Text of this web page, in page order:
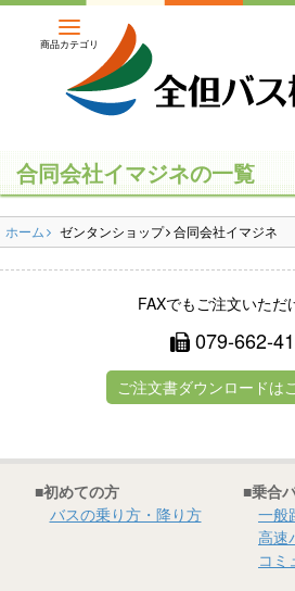
ホーム
バスの乗り方・降り方
乗合バス（路線バス・高速バス）
コミュニティバス
営業所のご案内
貸切バス・ツアー
合同会社イマジネの一覧
ホーム ゼンタンショップ 合同会社イマジネ
商品カテゴリ
FAXでもご注文いただ
079-662-
ご注文書ダウンロードは
■初めての方
バスの乗り方・降り方
■乗合
一般
高速
コミ